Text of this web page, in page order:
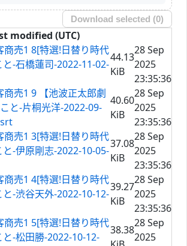
Download selected (0)
modified (UTC)
商売1 8[特選!日替り時代
-石橋蓮司-2022-11-02-
44.13
KiB
28 Sep
2025
23:35:36
商売1 9 【池波正太郎劇
と-片桐光洋-2022-09-
40.60
KiB
28 Sep
2025
23:35:36
商売1 3[特選!日替り時代
-伊原剛志-2022-10-05-
37.08
KiB
28 Sep
2025
23:35:36
商売1 4[特選!日替り時代
-渋谷天外-2022-10-12-
39.27
KiB
28 Sep
2025
23:35:36
商売1 5[特選!日替り時代
-松田勝-2022-10-12-
38.38
28 Sep
2025